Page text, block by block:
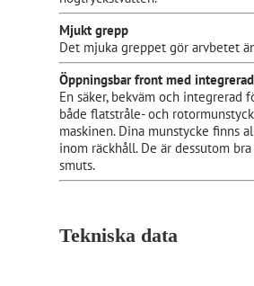
Mjukt grepp
Det mjuka greppet gör arvbetet
Öppningsbar front med
En säker, bekväm och integrerad
både flatstråle- och
maskinen. Dina munstycke finns
inom räckhåll. De är dessutom
smuts.
Tekniska data